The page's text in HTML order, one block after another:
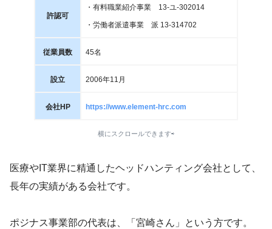
許認可
・有料職業紹介事業 13-ユ-302014
・労働者派遣事業 派 13-314702
従業員数 45名
設立 2006年11月
会社HP https://www.element-hrc.com
横にスクロールできます⇨
医療やIT業界に精通したヘッドハンティング会社として、
長年の実績がある会社です。
ポジナス事業部の代表は、「宮崎さん」という方です。